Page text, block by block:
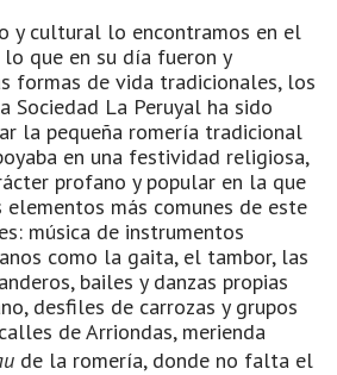
y cultural lo encontramos en el
que en su día fueron y
formas de vida tradicionales, los
Sociedad La Peruyal ha sido
la pequeña romería tradicional
en una festividad religiosa,
profano y popular en la que
más comunes de este
música de instrumentos
como la gaita, el tambor, las
bailes y danzas propias
desfiles de carrozas y grupos
de Arriondas, merienda
de la romería, donde no falta el